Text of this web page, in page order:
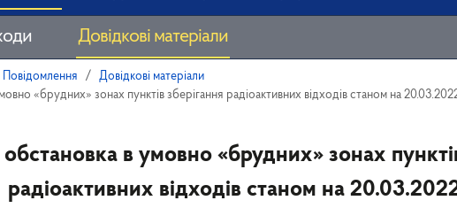
Довідкові матеріали
Повідомлення
Довідкові матеріали
«брудних» зонах пунктів зберігання радіоактивних відходів станом на
обстановка в умовно «брудних» зонах
радіоактивних відходів станом на